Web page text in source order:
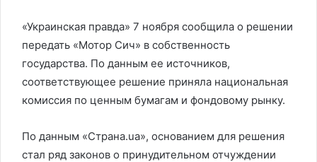
«Украинская правда» 7 ноября сообщила о решении
передать «Мотор Сич» в собственность
государства. По данным ее источников,
соответствующее решение приняла национальная
комиссия по ценным бумагам и фондовому рынку.
По данным «Страна.ua», основанием для решения
стал ряд законов о принудительном отчуждении